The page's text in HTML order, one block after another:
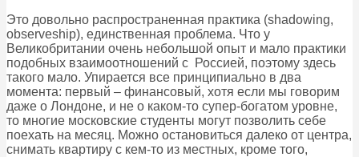
Это довольно распространенная практика (shadowing,
observeship), единственная проблема. Что у
Великобритании очень небольшой опыт и мало практики
подобных взаимоотношений с Россией, поэтому здесь
такого мало. Упирается все принципиально в два
момента: первый – финансовый, хотя если мы говорим
даже о Лондоне, и не о каком-то супер-богатом уровне,
то многие московские студенты могут позволить себе
поехать на месяц. Можно остановиться далеко от центра,
снимать квартиру с кем-то из местных, кроме того,